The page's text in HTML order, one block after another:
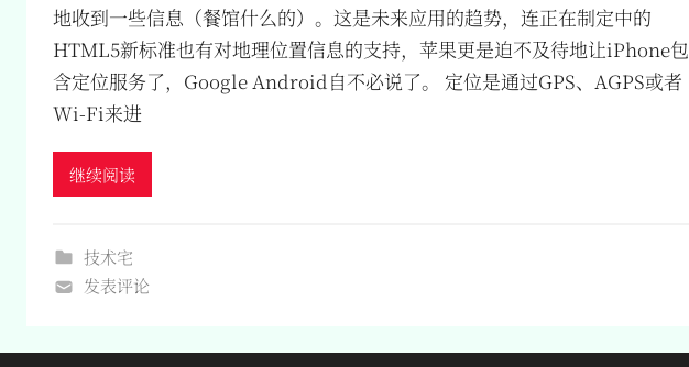
地收到一些信息（餐馆什么的）。这是未来应用的趋势，连正在制定中的
HTML5新标准也有对地理位置信息的支持，苹果更是迫不及待地让iPhone包
含定位服务了，Google Android自不必说了。 定位是通过GPS、AGPS或者
Wi-Fi来进
继续阅读
技术宅
发表评论